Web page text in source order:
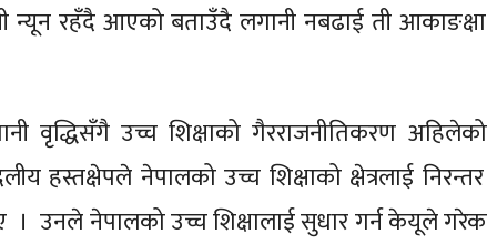
न्यून रहँदै आएको बताउँदै लगानी नबढाई ती
वृद्धिसँगै उच्च शिक्षाको गैरराजनीतिकरण
हस्तक्षेपले नेपालको उच्च शिक्षाको क्षेत्रलाई
उनले नेपालको उच्च शिक्षालाई सुधार गर्न केयूले